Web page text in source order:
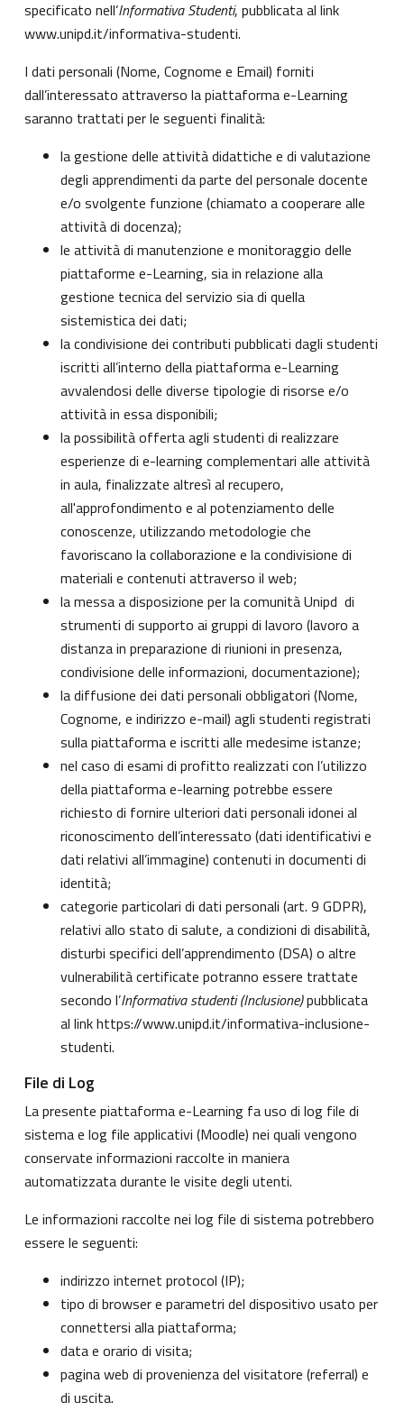
specificato nell’Informativa Studenti, pubblicata al link
www.unipd.it/informativa-studenti.
I dati personali (Nome, Cognome e Email) forniti
dall’interessato attraverso la piattaforma e-Learning
saranno trattati per le seguenti finalità:
la gestione delle attività didattiche e di valutazione
degli apprendimenti da parte del personale docente
e/o svolgente funzione (chiamato a cooperare alle
attività di docenza);
le attività di manutenzione e monitoraggio delle
piattaforme e-Learning, sia in relazione alla
gestione tecnica del servizio sia di quella
sistemistica dei dati;
la condivisione dei contributi pubblicati dagli studenti
iscritti all’interno della piattaforma e-Learning
avvalendosi delle diverse tipologie di risorse e/o
attività in essa disponibili;
la possibilità offerta agli studenti di realizzare
esperienze di e-learning complementari alle attività
in aula, finalizzate altresì al recupero,
all'approfondimento e al potenziamento delle
conoscenze, utilizzando metodologie che
favoriscano la collaborazione e la condivisione di
materiali e contenuti attraverso il web;
la messa a disposizione per la comunità Unipd di
strumenti di supporto ai gruppi di lavoro (lavoro a
distanza in preparazione di riunioni in presenza,
condivisione delle informazioni, documentazione);
la diffusione dei dati personali obbligatori (Nome,
Cognome, e indirizzo e-mail) agli studenti registrati
sulla piattaforma e iscritti alle medesime istanze;
nel caso di esami di profitto realizzati con l’utilizzo
della piattaforma e-learning potrebbe essere
richiesto di fornire ulteriori dati personali idonei al
riconoscimento dell’interessato (dati identificativi e
dati relativi all’immagine) contenuti in documenti di
identità;
categorie particolari di dati personali (art. 9 GDPR),
relativi allo stato di salute, a condizioni di disabilità,
disturbi specifici dell’apprendimento (DSA) o altre
vulnerabilità certificate potranno essere trattate
secondo l’Informativa studenti (Inclusione)pubblicata
al linkhttps://www.unipd.it/informativa-inclusione-
studenti.
File di Log
La presente piattaforma e-Learning fa uso di log file di
sistema e log file applicativi (Moodle) nei quali vengono
conservate informazioni raccolte in maniera
automatizzata durante le visite degli utenti.
Le informazioni raccolte nei log file di sistema potrebbero
essere le seguenti:
indirizzo internet protocol (IP);
tipo di browser e parametri del dispositivo usato per
connettersi alla piattaforma;
data e orario di visita;
pagina web di provenienza del visitatore (referral) e
di uscita.